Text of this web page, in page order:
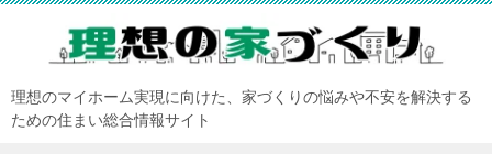
理想のマイホーム実現に向けた、家づくりの悩みや不安を解決する
ための住まい総合情報サイト